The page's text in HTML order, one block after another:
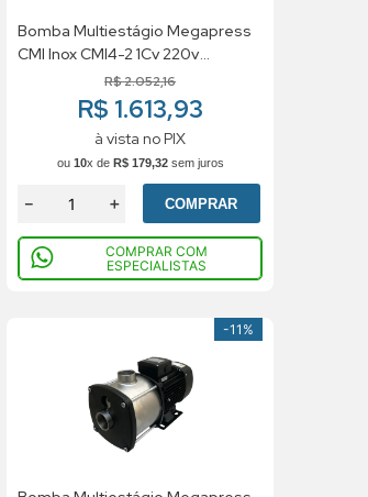
Bomba Multiestágio Megapress
CMI Inox CMI4-2 1Cv 220v
MonofásicoR$2.052,16
R$ 1.613,93
à vista no PIX
ou 10x de R$ 179,32sem juros
＋
－ COMPRAR
COMPRAR COM
ESPECIALISTAS
-11%